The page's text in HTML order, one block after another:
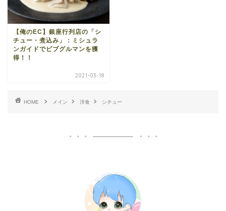
【俺のEC】銀座行列店の「シ
チュー・煮込み」：ミシュラ
ンガイドでピブグルマンを獲
得！！
2021-03-18
HOME メイン 洋食 シチュー